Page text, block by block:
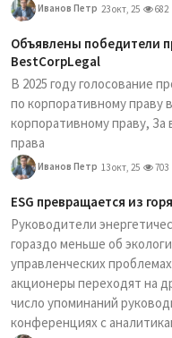
Иванов Петр 23 окт, 25 682
Объявлены победители
BestCorpLegal
В 2025 году голосование
по корпоративному праву
корпоративному праву, За
права
Иванов Петр 13 окт, 25 703
ESG превращается из
Руководители
гораздо меньше об
управленческих
акционеры переходят на
число упоминаний
конференциях с